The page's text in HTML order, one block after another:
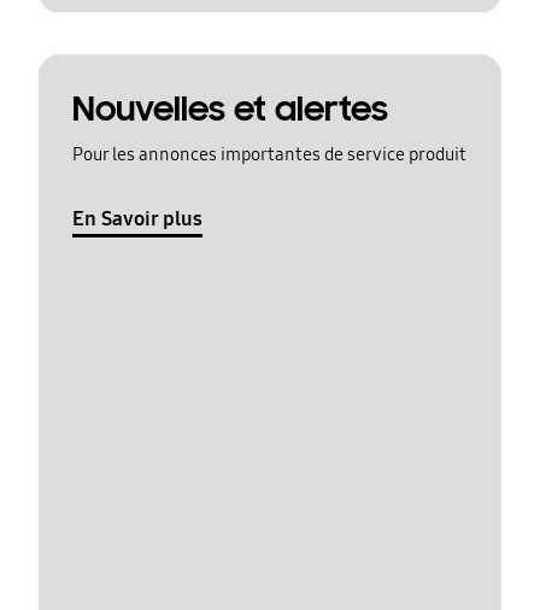
Nouvelles et alertes
Pour les annonces importantes de service produit
En Savoir plus